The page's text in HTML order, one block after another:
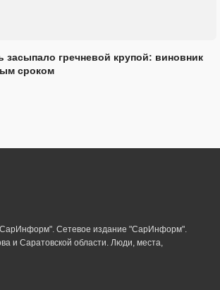
засыпало гречневой крупой: виновник
сроком
Сетевое издание "СарИнформ".
и Саратовской области. Люди, места,